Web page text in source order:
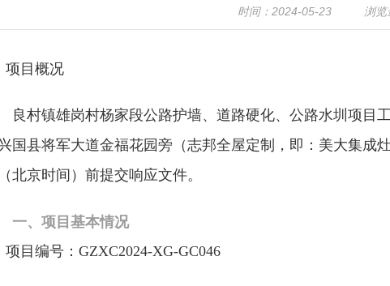
时间：2024-05-23 浏览
项 目概况
良村镇雄岗村杨家段公路护墙、道路硬化、公路水圳项目
兴国县将军大道金福花园旁（志邦全屋定制，即： 美大集成
北京时间）前提交响应文件。
一、项目基本情况
项目编号： GZXC2024-XG-GC046